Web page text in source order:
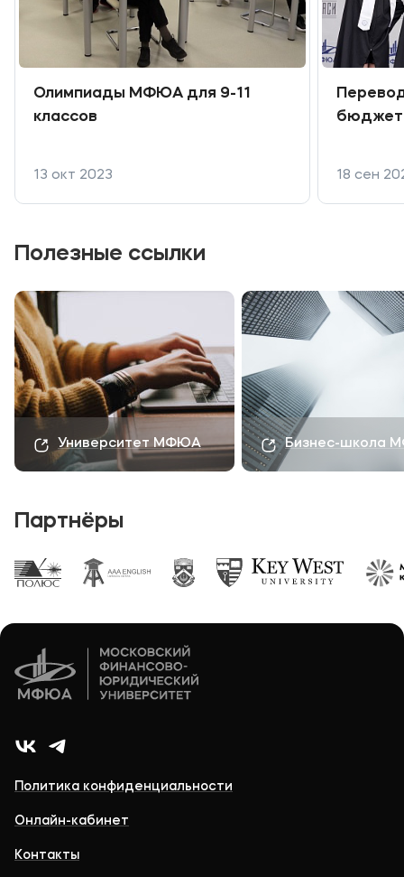
Олимпиады МФЮА для 9-11
классов
13 окт 2023 18 сен
Полезные ссылки
Университет МФЮА Бизнес-школа
Партнёры
Политика конфиденциальности
Онлайн-кабинет
Контакты